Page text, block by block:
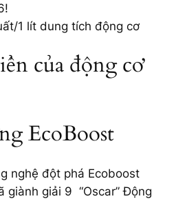
1 lít dung tích động cơ
của động cơ
EcoBoost
nghệ đột phá Ecoboost
giành giải 9 “Oscar” Động